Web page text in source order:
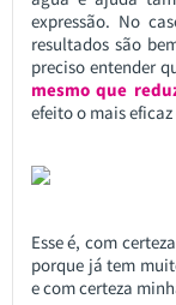
expressão. No
resultados são
preciso entender
mesmo que
efeito o mais
Esse é, com
porque já tem
e com certeza